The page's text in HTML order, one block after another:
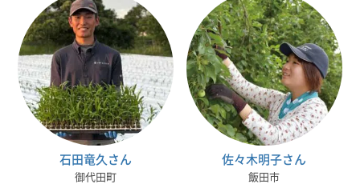
石田竜久さん
御代田町
佐々木明子さん
飯田市